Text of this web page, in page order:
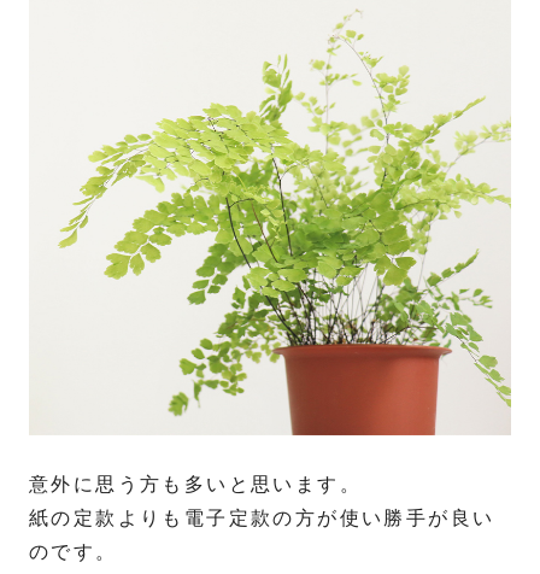
意外に思う方も多いと思います。
紙の定款よりも電子定款の方が使い勝手が良い
のです。